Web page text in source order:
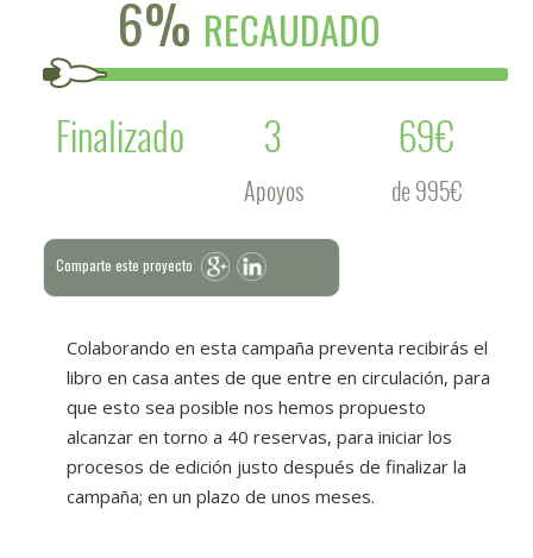
6% RECAUDADO
Finalizado
3
Apoyos
69€
de 995€
Comparte este proyecto
Colaborando en esta campaña preventa recibirás el
libro en casa antes de que entre en circulación, para
que esto sea posible nos hemos propuesto
alcanzar en torno a 40 reservas, para iniciar los
procesos de edición justo después de finalizar la
campaña; en un plazo de unos meses.